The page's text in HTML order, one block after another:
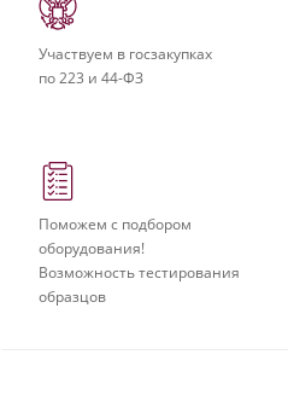
Участвуем в госзакупках
по 223 и 44-ФЗ
Поможем с подбором
оборудования!
Возможность тестирования
образцов